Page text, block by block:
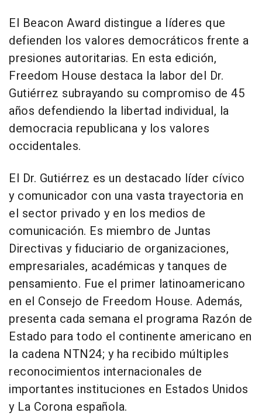
El Beacon Award distingue a líderes que
defienden los valores democráticos frente a
presiones autoritarias. En esta edición,
Freedom House destaca la labor del Dr.
Gutiérrez subrayando su compromiso de 45
años defendiendo la libertad individual, la
democracia republicana y los valores
occidentales.
El Dr. Gutiérrez es un destacado líder cívico
y comunicador con una vasta trayectoria en
el sector privado y en los medios de
comunicación. Es miembro de Juntas
Directivas y fiduciario de organizaciones,
empresariales, académicas y tanques de
pensamiento. Fue el primer latinoamericano
en el Consejo de Freedom House. Además,
presenta cada semana el programa Razón de
Estado para todo el continente americano en
la cadena NTN24; y ha recibido múltiples
reconocimientos internacionales de
importantes instituciones en Estados Unidos
y La Corona española.